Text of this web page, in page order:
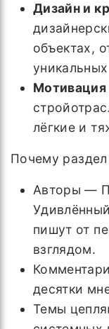
Дизайн и
объектах,
лёгкие и
Почему
Авторы —
пишут от
взглядом.
десятки
Темы